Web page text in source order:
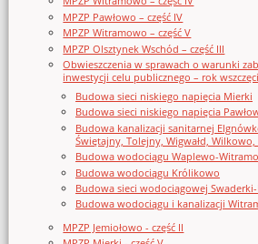
MPZP Pawłowo – część IV
MPZP Witramowo – część V
MPZP Olsztynek Wschód – część III
Obwieszczenia w sprawach o warunki
inwestycji celu publicznego – rok
Budowa sieci niskiego napięcia Mierki
Budowa sieci niskiego napięcia
Budowa kanalizacji sanitarnej
Świętajny, Tolejny, Wigwałd, Wilkowo,
Budowa wodociągu Waplewo-
Budowa wodociągu Królikowo
Budowa sieci wodociągowej
Budowa wodociągu i kanalizacji
MPZP Jemiołowo - część II